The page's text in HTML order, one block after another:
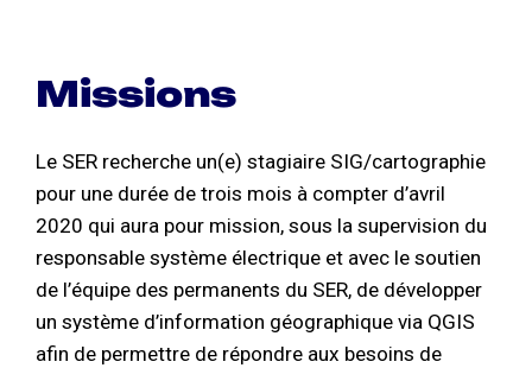
Missions
Le SER recherche un(e) stagiaire SIG/cartographie
pour une durée de trois mois à compter d’avril
2020 qui aura pour mission, sous la supervision du
responsable système électrique et avec le soutien
de l’équipe des permanents du SER, de développer
un système d’information géographique via QGIS
afin de permettre de répondre aux besoins de